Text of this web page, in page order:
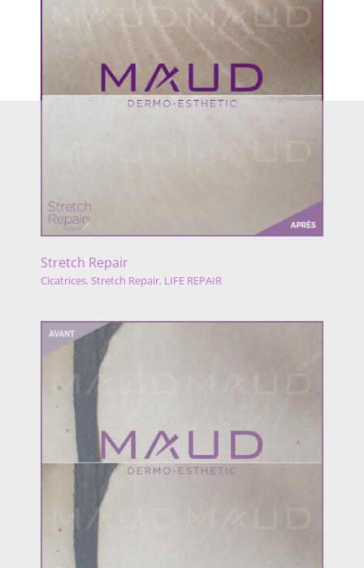
Stretch Repair
Cicatrices, Stretch Repair, LIFE REPAIR